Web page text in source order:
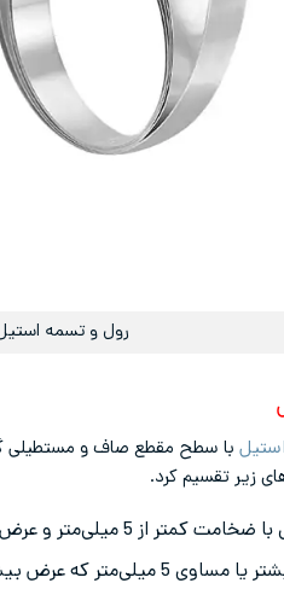
رول و تسمه
با سطح مقطع صاف و مستطیلی
زیر تقسیم کرد.
و عرض بیشتر از 600 میلی‌متر است.
داشته باشد، پلیت استیل نامیده می‌شود.